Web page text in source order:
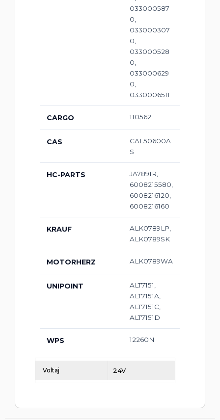
033000587
0,
033000307
0,
033000528
0,
033000629
0,
0330006511
CARGO 110562
CAS
CAL50600A
S
HC-PARTS
JA789IR,
6008215580,
6008216120,
6008216160
KRAUF
ALK0789LP,
ALK0789SK
MOTORHERZ ALK0789WA
UNIPOINT
ALT7151,
ALT7151A,
ALT7151C,
ALT7151D
WPS 12260N
Voltaj 24V